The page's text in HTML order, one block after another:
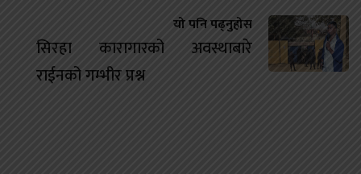
यो पनि पढ्नुहोस
सिरहा कारागारको अवस्थाबारे
राईनको गम्भीर प्रश्न